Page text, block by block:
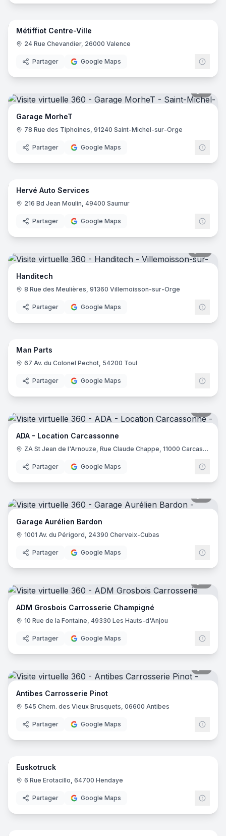
10
Métiffiot Centre-Ville
24 Rue Chevandier, 26000 Valence
Partager Google Maps
Garage MorheT
78 Rue des Tiphoines, 91240 Saint-Michel-sur-Orge
Partager Google Maps
10
Hervé Auto Services
216 Bd Jean Moulin, 49400 Saumur
Partager Google Maps
Handitech
8 Rue des Meulières, 91360 Villemoisson-sur-Orge
Partager Google Maps
11
Man Parts
67 Av. du Colonel Pechot, 54200 Toul
Partager Google Maps
ADA - Location Carcassonne
ZA St Jean de l'Arnouze, Rue Claude Chappe, 11000 Carcassonne
Partager Google Maps
Garage Aurélien Bardon
1001 Av. du Périgord, 24390 Cherveix-Cubas
Partager Google Maps
ADM Grosbois Carrosserie Champigné
10 Rue de la Fontaine, 49330 Les Hauts-d'Anjou
Partager Google Maps
Antibes Carrosserie Pinot
545 Chem. des Vieux Brusquets, 06600 Antibes
Partager Google Maps
11
Euskotruck
6 Rue Erotacillo, 64700 Hendaye
Partager Google Maps
14